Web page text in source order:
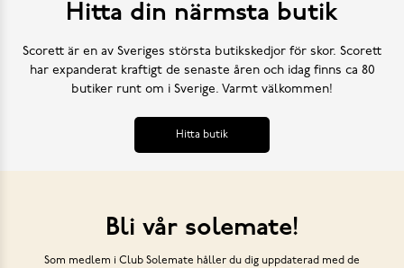
Hitta din närmsta butik
Scorett är en av Sveriges största butikskedjor för skor. Scorett
har expanderat kraftigt de senaste åren och idag finns ca 80
butiker runt om i Sverige. Varmt välkommen!
Hitta butik
Bli vår solemate!
Som medlem i Club Solemate håller du dig uppdaterad med de